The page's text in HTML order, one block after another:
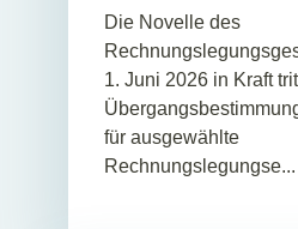
Die Novelle des
1. Juni 2026 in Kraft
für ausgewählte
Rechnungslegungse...